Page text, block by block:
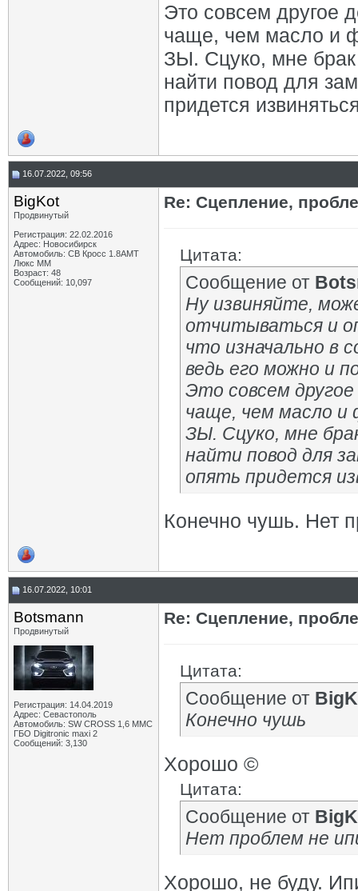
Это совсем другое
чаще, чем масло и
ЗЫ. Сцуко, мне брак
найти повод для
придется
16.07.2022, 09:56
BigKot
Продвинутый
Регистрация: 22.02.2016
Адрес: Новосибирск
Автомобиль: СВ Кросс 1.8АМТ
Люкс ММ
Возраст: 48
Сообщений: 10,097
Re: Сцепление,
Цитата:
Сообщение от
Ну извиняйте,
отчитываться и
что изначально в
ведь его можно и
Это совсем
чаще, чем масло и
ЗЫ. Сцуко, мне
найти повод для
опять придется
Конечно чушь. Нет
16.07.2022, 10:01
Botsmann
Продвинутый
Регистрация: 14.04.2019
Адрес: Севастополь
Автомобиль: SW CROSS 1,6 ММС
ГБО Digitronic maxi 2
Сообщений: 3,130
Re: Сцепление,
Цитата:
Сообщение от
Конечно чушь
Хорошо ©
Цитата:
Сообщение от
Нет проблем не
Хорошо, не буду.